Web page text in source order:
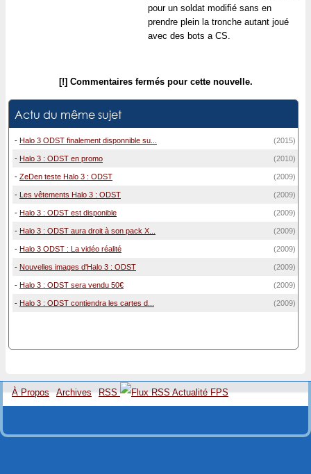
pour un soldat modifié sans en
prendre plein la tronche autant joué
avec des bots a CS.
[!] Commentaires fermés pour cette nouvelle.
Actu du même sujet
- Halo 3 ODST finalement disponnible su... (2015)
- Halo 3 : ODST en promo (2010)
- ZeDen teste Halo 3 : ODST (2009)
- Les vêtements Halo 3 : ODST (2009)
- Halo 3 : ODST est disponible (2009)
- Halo 3 : ODST aura droit à son pack X... (2009)
- Halo 3 ODST : La vidéo réalité (2009)
- Nouvelles images d'Halo 3 : ODST (2009)
- Halo 3 : ODST sera vendu 50€ (2009)
- Halo 3 : ODST contiendra les cartes d... (2009)
À Propos Archives RSS